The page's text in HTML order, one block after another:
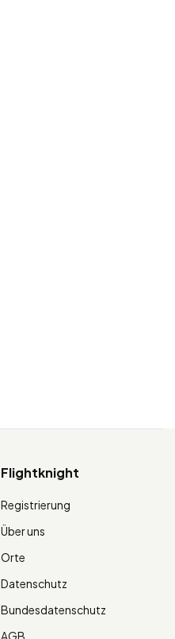
Flightknight
Registrierung
Über uns
Orte
Datenschutz
Bundesdatenschutz
AGB